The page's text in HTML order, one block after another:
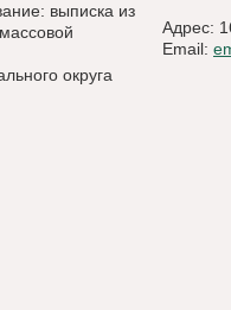
выписка из
округа
Адрес:
Email: